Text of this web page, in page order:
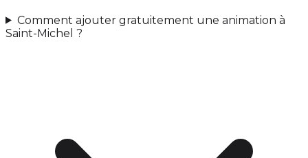
Comment ajouter gratuitement une animation à
Saint-Michel ?